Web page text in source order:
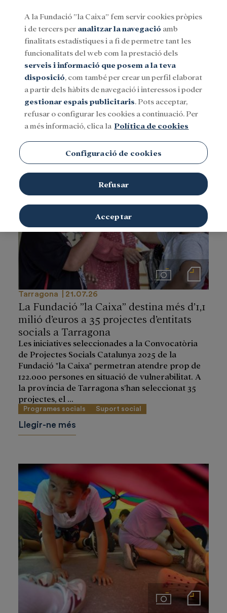
Menu
SocialInvestigació i bequesCultura
Marc Simón
ImágenesNotas de prensa
Tarragona 21.07.26
La Fundació ”la Caixa” destina més d’1,1
milió d’euros a 35 projectes d’entitats
socials a Tarragona
Les iniciatives seleccionades a la Convocatòria
de Projectes Socials Catalunya 2025 de la
Fundació "la Caixa" permetran atendre prop de
122.000 persones en situació de vulnerabilitat. A
la província de Tarragona s’han seleccionat 35
projectes, el ...
Programes socials Suport social
Llegir-ne més
ImágenesNotas de prensa
A la Fundació ”la Caixa” fem servir cookies pròpies
i de tercers per analitzar la navegació amb
finalitats estadístiques i a fi de permetre tant les
funcionalitats del web com la prestació dels
serveis i informació que posem a la teva
disposició, com també per crear un perfil elaborat
a partir dels hàbits de navegació i interessos i poder
gestionar espais publicitaris. Pots acceptar,
refusar o configurar les cookies a continuació. Per
a més informació, clica la Política de cookies
Configuració de cookies
Refusar
Acceptar